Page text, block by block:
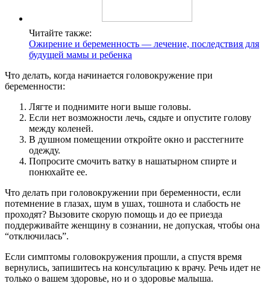
Читайте также:
Ожирение и беременность — лечение, последствия для
будущей мамы и ребенка
Что делать, когда начинается головокружение при
беременности:
Лягте и поднимите ноги выше головы.
Если нет возможности лечь, сядьте и опустите голову
между коленей.
В душном помещении откройте окно и расстегните
одежду.
Попросите смочить ватку в нашатырном спирте и
понюхайте ее.
Что делать при головокружении при беременности, если
потемнение в глазах, шум в ушах, тошнота и слабость не
проходят? Вызовите скорую помощь и до ее приезда
поддерживайте женщину в сознании, не допуская, чтобы она
“отключилась”.
Если симптомы головокружения прошли, а спустя время
вернулись, запишитесь на консультацию к врачу. Речь идет не
только о вашем здоровье, но и о здоровье малыша.